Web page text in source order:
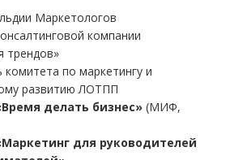
Маркетологов
компании
трендов»
комитета по маркетингу и
развитию ЛОТПП
делать бизнес» (МИФ,
для руководителей